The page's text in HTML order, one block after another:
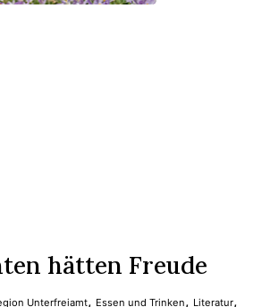
hätten Freude
Unterfreiamt, Essen und Trinken, Literatur,